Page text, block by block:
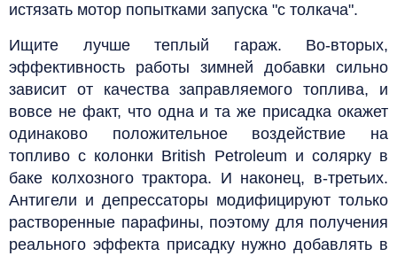
истязать мотор попытками запуска "с толкача".
Ищите лучше теплый гараж. Во-вторых,
эффективность работы зимней добавки сильно
зависит от качества заправляемого топлива, и
вовсе не факт, что одна и та же присадка окажет
одинаково положительное воздействие на
топливо с колонки British Petroleum и солярку в
баке колхозного трактора. И наконец, в-третьих.
Антигели и депрессаторы модифицируют только
растворенные парафины, поэтому для получения
реального эффекта присадку нужно добавлять в